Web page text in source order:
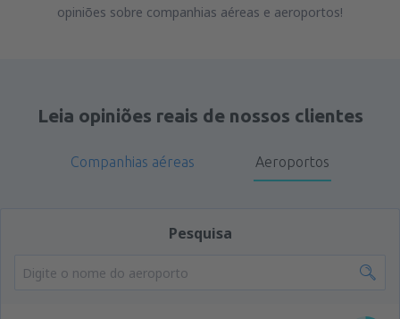
opiniões sobre companhias aéreas e aeroportos!
Leia opiniões reais de nossos clientes
Companhias aéreas Aeroportos
Pesquisa